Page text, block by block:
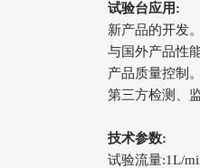
试验台应用:
新产品的开发。
与国外产品性能
产品质量控制。
第三方检测、监
技术参数:
试验流量:1L/